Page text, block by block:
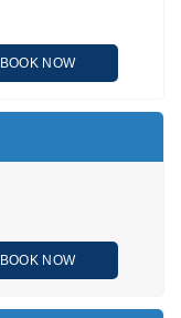
BOOK NOW
BOOK NOW